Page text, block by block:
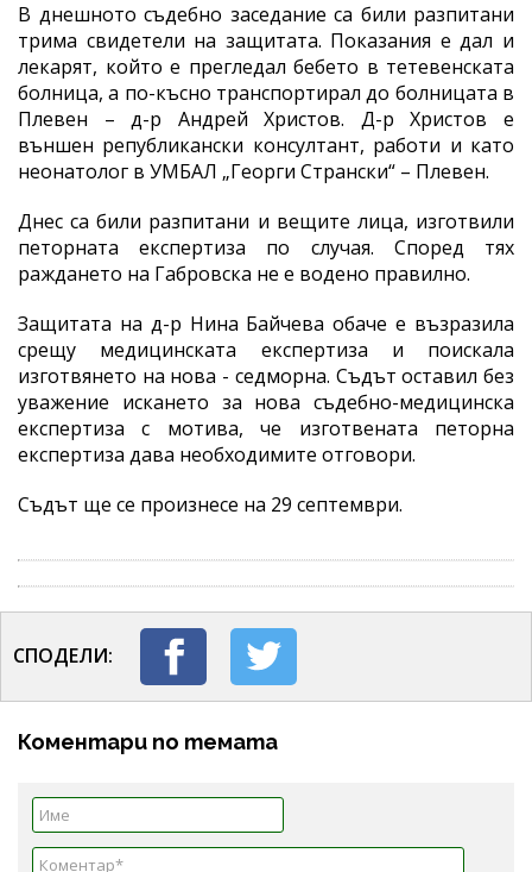
В днешното съдебно заседание са били разпитани
трима свидетели на защитата. Показания е дал и
лекарят, който е прегледал бебето в тетевенската
болница, а по-късно транспортирал до болницата в
Плевен – д-р Андрей Христов. Д-р Христов е
външен републикански консултант, работи и като
неонатолог в УМБАЛ „Георги Странски“ – Плевен.
Днес са били разпитани и вещите лица, изготвили
петорната експертиза по случая. Според тях
раждането на Габровска не е водено правилно.
Защитата на д-р Нина Байчева обаче е възразила
срещу медицинската експертиза и поискала
изготвянето на нова - седморна. Съдът оставил без
уважение искането за нова съдебно-медицинска
експертиза с мотива, че изготвената петорна
експертиза дава необходимите отговори.
Съдът ще се произнесе на 29 септември.
СПОДЕЛИ:
Коментари по темата